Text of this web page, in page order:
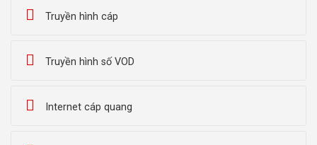
Truyền hình cáp
Truyền hình số VOD
Internet cáp quang